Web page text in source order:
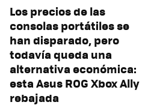
Los precios de las
consolas portátiles se
han disparado, pero
todavía queda una
alternativa económica:
esta Asus ROG Xbox Ally
rebajada